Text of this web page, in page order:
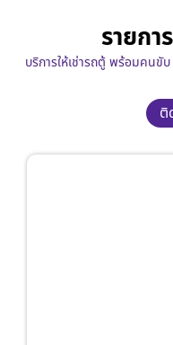
รายกา
บริการให้เช่ารถตู้ พร้อมคนขั
ติ